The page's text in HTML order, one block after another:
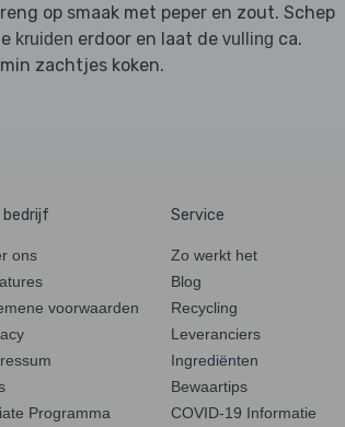
op smaak met peper en zout. Schep
kruiden erdoor en laat de vulling ca.
zachtjes koken.
bedrijf
ons
voorwaarden
Programma
Service
Zo werkt het
Blog
Recycling
Leveranciers
Ingrediënten
Bewaartips
COVID-19 Informatie